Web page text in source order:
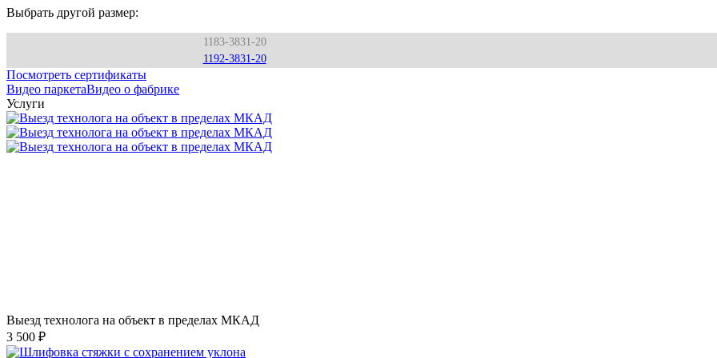
Выбрать другой размер:
1183-3831-20
1192-3831-20
Посмотреть сертификаты
Видео паркетаВидео о фабрике
Услуги
Выезд технолога на объект в пределах МКАД
3 500 ₽